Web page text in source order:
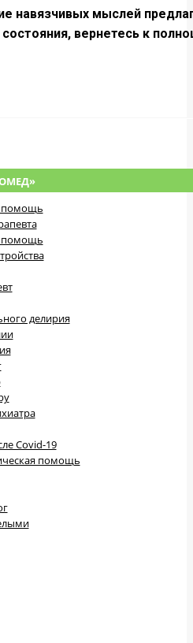
навязчивых мыслей
состояния, вернетесь к
помощь
помощь
делирия
Covid-19
помощь